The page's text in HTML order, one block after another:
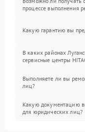
процессе выполнения
Какую гарантию вы
В каких районах
сервисные центры
Выполняете ли вы
лиц?
Какую документацию
для юридических лиц?